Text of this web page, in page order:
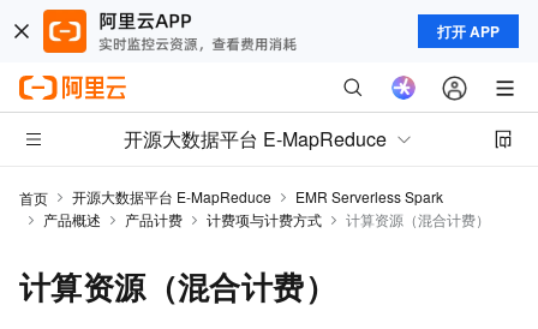
打开 APP
开源大数据平台 E-MapReduce
首页 开源大数据平台 E-MapReduce
EMR Serverless Spark
产品概述
产品计费 计费项与计费方式 计算资源（混合计费）
计算资源（混合计费）